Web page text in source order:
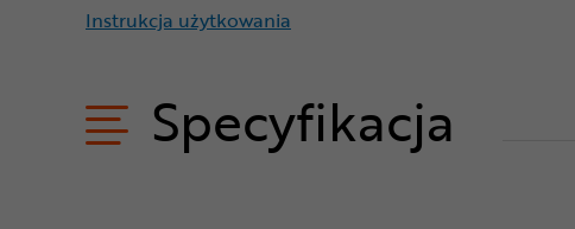
Instrukcja użytkowania
Specyfikacja